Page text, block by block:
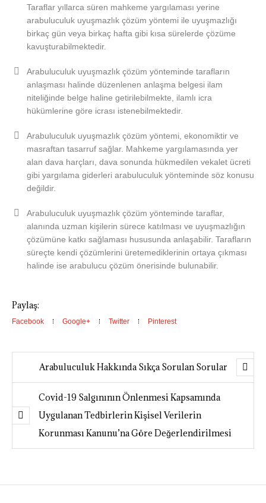
Taraflar yıllarca süren mahkeme yargılaması yerine
arabuluculuk uyuşmazlık çözüm yöntemi ile uyuşmazlığı
birkaç gün veya birkaç hafta gibi kısa sürelerde çözüme
kavuşturabilmektedir.
Arabuluculuk uyuşmazlık çözüm yönteminde tarafların
anlaşması halinde düzenlenen anlaşma belgesi ilam
niteliğinde belge haline getirilebilmekte, ilamlı icra
hükümlerine göre icrası istenebilmektedir.
Arabuluculuk uyuşmazlık çözüm yöntemi, ekonomiktir ve
masraftan tasarruf sağlar. Mahkeme yargılamasında yer
alan dava harçları, dava sonunda hükmedilen vekalet ücreti
gibi yargılama giderleri arabuluculuk yönteminde söz konusu
değildir.
Arabuluculuk uyuşmazlık çözüm yönteminde taraflar,
alanında uzman kişilerin sürece katılması ve uyuşmazlığın
çözümüne katkı sağlaması hususunda anlaşabilir. Tarafların
süreçte kendi çözümlerini üretemediklerinin ortaya çıkması
halinde ise arabulucu çözüm önerisinde bulunabilir.
Paylaş:
Facebook Google+ Twitter Pinterest
Arabuluculuk Hakkında Sıkça Sorulan Sorular
Covid-19 Salgınının Önlenmesi Kapsamında
Uygulanan Tedbirlerin Kişisel Verilerin
Korunması Kanunu’na Göre Değerlendirilmesi